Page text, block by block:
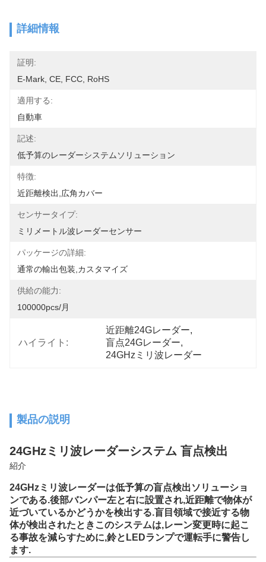
詳細情報
証明:
E-Mark, CE, FCC, RoHS
適用する:
自動車
記述:
低予算のレーダーシステムソリューション
特徴:
近距離検出,広角カバー
センサータイプ:
ミリメートル波レーダーセンサー
パッケージの詳細:
通常の輸出包装,カスタマイズ
供給の能力:
100000pcs/月
ハイライト:
近距離24Gレーダー,
盲点24Gレーダー,
24GHzミリ波レーダー
製品の説明
24GHzミリ波レーダーシステム 盲点検出
紹介
24GHzミリ波レーダーは低予算の盲点検出ソリューショ
ンである.後部バンパー左と右に設置され,近距離で物体が
近づいているかどうかを検出する.盲目領域で接近する物
体が検出されたときこのシステムは,レーン変更時に起こ
る事故を減らすために,鈴とLEDランプで運転手に警告し
ます.